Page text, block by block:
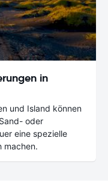
in
und Island können
oder
eine spezielle
machen.